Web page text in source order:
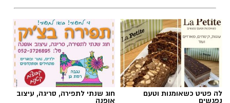
וילדים
הטבע מציג את אחד המופעים המרהיבים של
השנה - מטר הפרסאידים. זו ההזדמנות לעצור
לרגע, להתרחק מאורות העיר, להרים את המבט אל
השמיים ולגלות עולם שלם של כוכבים, כוכבי לכת,
ערפיליות וסיפורי חלל.
מטר הפרסאידים, מתרחש כתוצאה ממפגש כדור
לה פטיט כשאומנות וטעם
נפגשים
חוג שנתי לתפירה, סריגה, עיצוב
אופנה